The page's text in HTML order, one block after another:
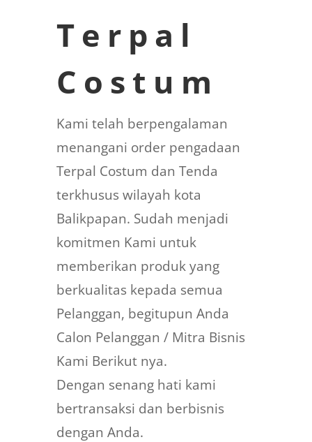
Terpal
Costum
Kami telah berpengalaman
menangani order pengadaan
Terpal Costum dan Tenda
terkhusus wilayah kota
Balikpapan. Sudah menjadi
komitmen Kami untuk
memberikan produk yang
berkualitas kepada semua
Pelanggan, begitupun Anda
Calon Pelanggan / Mitra Bisnis
Kami Berikut nya.
Dengan senang hati kami
bertransaksi dan berbisnis
dengan Anda.